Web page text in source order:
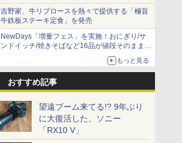
吉野家、牛リブロースを熱々で提供する「極旨
牛鉄板ステーキ定食」を発売
NewDays「増量フェス」を実施！おにぎり/サ
ンドイッチ/焼きそばなど16品が値段そのままで
もっと見る
おすすめ記事
望遠ブーム来てる!? 9年ぶり
に大復活した、ソニー
「RX10 V」